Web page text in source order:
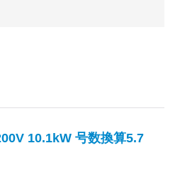
10.1kW 号数換算5.7